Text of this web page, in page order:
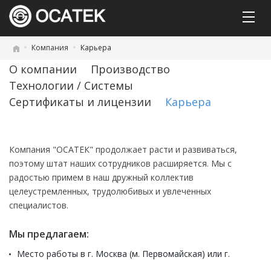
Компания Карьера
О компании
Производство
Технологии / Системы
Сертификаты и лицензии
Карьера
Компания "ОСАТЕК" продолжает расти и развиваться,
поэтому штат наших сотрудников расширяется. Мы с
радостью примем в наш дружный коллектив
целеустремленных, трудолюбивых и увлеченных
специалистов.
Мы предлагаем:
Место работы в г. Москва (м. Первомайская) или г.